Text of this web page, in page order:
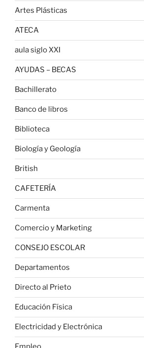
Artes Plásticas
ATECA
aula siglo XXI
AYUDAS – BECAS
Bachillerato
Banco de libros
Biblioteca
Biología y Geología
British
CAFETERÍA
Carmenta
Comercio y Marketing
CONSEJO ESCOLAR
Departamentos
Directo al Prieto
Educación Física
Electricidad y Electrónica